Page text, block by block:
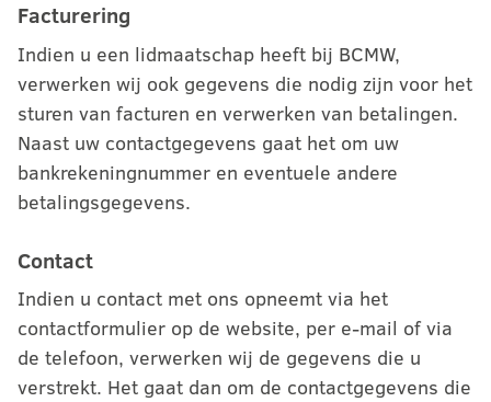
Facturering
Indien u een lidmaatschap heeft bij BCMW,
verwerken wij ook gegevens die nodig zijn voor het
sturen van facturen en verwerken van betalingen.
Naast uw contactgegevens gaat het om uw
bankrekeningnummer en eventuele andere
betalingsgegevens.
Contact
Indien u contact met ons opneemt via het
contactformulier op de website, per e-mail of via
de telefoon, verwerken wij de gegevens die u
verstrekt. Het gaat dan om de contactgegevens die